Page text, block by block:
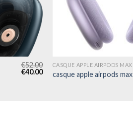
€52.00
€40.00
CASQUE APPLE AIRPODS MAX
casque apple airpods max